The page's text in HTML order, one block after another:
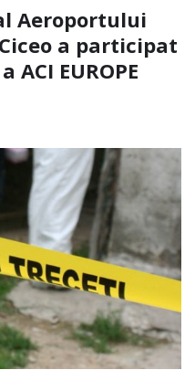
Aeroportului
a participat
EUROPE